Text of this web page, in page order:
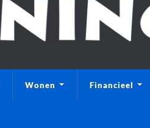
Wonen Financieel